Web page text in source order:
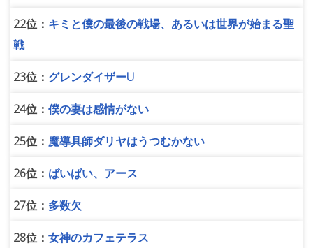
22位： キミと僕の最後の戦場、あるいは世界が始まる聖
戦
23位： グレンダイザーU
24位： 僕の妻は感情がない
25位： 魔導具師ダリヤはうつむかない
26位： ばいばい、アース
27位： 多数欠
28位： 女神のカフェテラス